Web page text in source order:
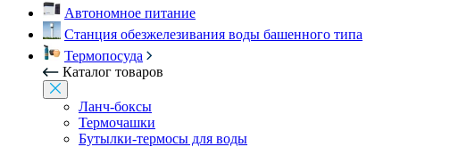
Автономное питание
Станция обезжелезивания воды башенного типа
Термопосуда
Каталог товаров
Ланч-боксы
Термочашки
Бутылки-термосы для воды